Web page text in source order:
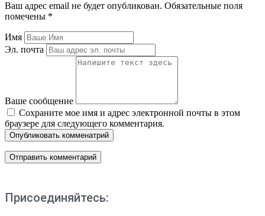
Ваш адрес email не будет опубликован. Обязательные поля
помечены *
Имя
Эл. почта
Ваше сообщение
Сохраните мое имя и адрес электронной почты в этом
браузере для следующего комментария.
Опубликовать комменатрий
Присоединяйтесь: